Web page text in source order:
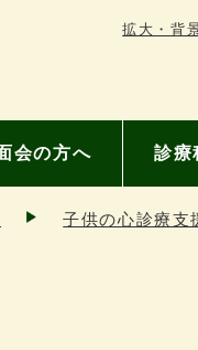
拡大・背
会の方へ 診療
子供の心診療支